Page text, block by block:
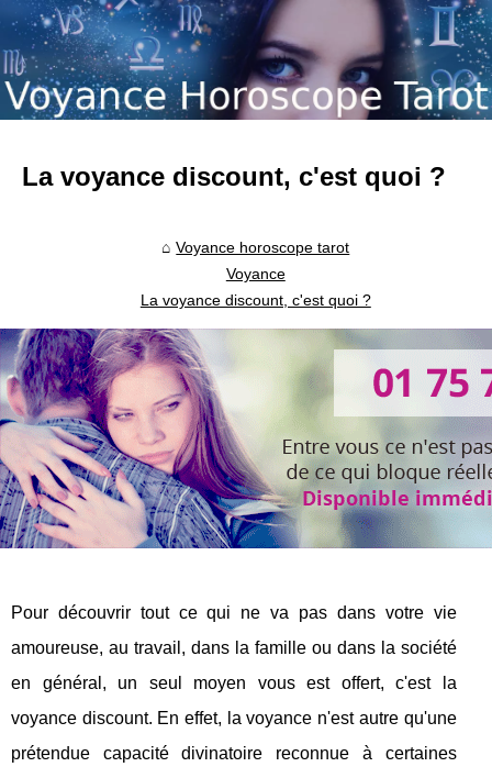
La voyance discount, c'est quoi ?
Voyance horoscope tarot
Voyance
La voyance discount, c'est quoi ?
Pour découvrir tout ce qui ne va pas dans votre vie
amoureuse, au travail, dans la famille ou dans la société
en général, un seul moyen vous est offert, c'est la
voyance discount. En effet, la voyance n'est autre qu'une
prétendue capacité divinatoire reconnue à certaines